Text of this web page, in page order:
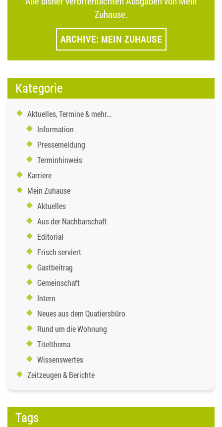
Zuhause.
ARCHIVE: MEIN ZUHAUSE
Kategorie
Aktuelles, Termine & mehr…
Information
Pressemeldung
Terminhinweis
Karriere
Mein Zuhause
Aktuelles
Aus der Nachbarschaft
Editorial
Frisch serviert
Gastbeitrag
Gemeinschaft
Intern
Neues aus dem Quatiersbüro
Rund um die Wohnung
Titelthema
Wissenswertes
Zeitzeugen & Berichte
Tags